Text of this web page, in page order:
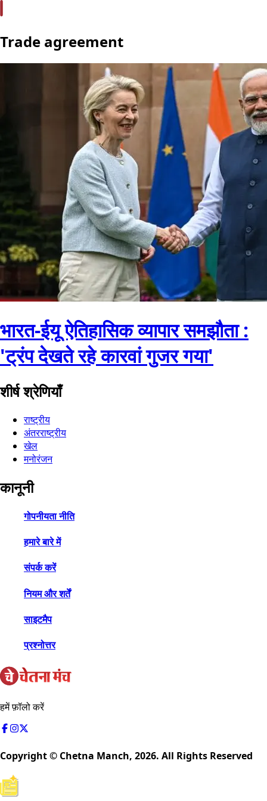
Trade agreement
भारत-ईयू ऐतिहासिक व्यापार समझौता :
'ट्रंप देखते रहे कारवां गुजर गया'
शीर्ष श्रेणियाँ
राष्ट्रीय
अंतरराष्ट्रीय
खेल
मनोरंजन
कानूनी
गोपनीयता नीति
हमारे बारे में
संपर्क करें
नियम और शर्तें
साइटमैप
प्रश्नोत्तर
हमें फ़ॉलो करें
Copyright © Chetna Manch, 2026. All Rights Reserved